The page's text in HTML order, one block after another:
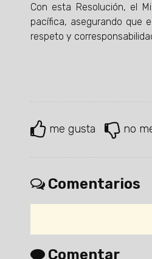
Con esta Resolución, el
pacífica, asegurando que
respeto y
me gusta no
Comentarios
Comentar